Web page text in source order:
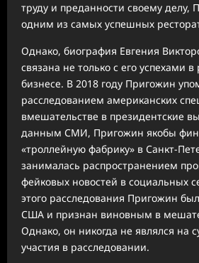
труду и преданности своему делу,
одним из самых успешных
Однако, биография Евгения
связана не только с его успехами
бизнесе. В 2018 году Пригожин
расследованием американских
вмешательстве в президентские
данным СМИ, Пригожин якобы
«троллейную фабрику» в Санкт-
занималась распространением
фейковых новостей в социальных
этого расследования Пригожин
США и признан виновным в
Однако, он никогда не являлся на
участия в расследовании.